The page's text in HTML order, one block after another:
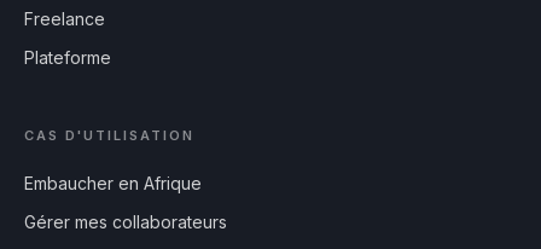
Freelance
Plateforme
CAS D'UTILISATION
Embaucher en Afrique
Gérer mes collaborateurs